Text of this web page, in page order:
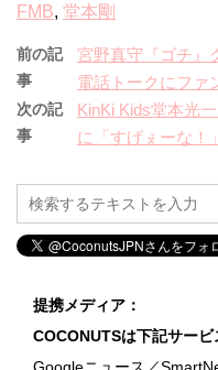
FMB, 堂本剛
前の記
事
宮野真守『ゴチ』
電話トークにファ
次の記
事
KinKi Kids堂本光
に「すげぇーな！
提携メディア：
COCONUTSは下記サービ
Googleニュース／